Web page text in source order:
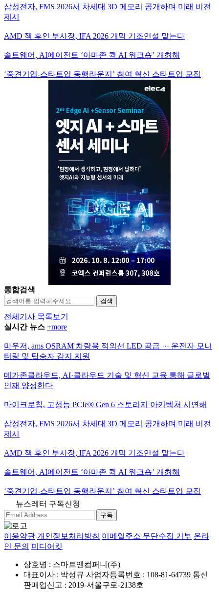
삼성전자, FMS 2026서 차세대 3D 메모리 공개하며 미래 비전
제시
AMD 잭 후인 부사장, IFA 2026 개막 기조연설 맡는다
솔트웨어, AI에이전트 ‘아마존 퀵 AI 워크숍’ 개최해
‘중견기업-스타트업 동행라운지’ 참여 혁신 스타트업 모집
통합검색
검색
전체기사 목록보기
실시간 뉴스 +more
마우저, ams OSRAM 차량용 적외선 LED 공급 ··· 운전자 모니
터링 및 탑승자 감지 지원
메가존클라우드, AI·클라우드 기술 및 혁신 교육 통해 글로벌
인재 양성한다
마이크로칩, 고성능 PCIe® Gen 6 스토리지 아키텍처 시연해
삼성전자, FMS 2026서 차세대 3D 메모리 공개하며 미래 비전
제시
AMD 잭 후인 부사장, IFA 2026 개막 기조연설 맡는다
솔트웨어, AI에이전트 ‘아마존 퀵 AI 워크숍’ 개최해
‘중견기업-스타트업 동행라운지’ 참여 혁신 스타트업 모집
뉴스레터 구독신청
구독
이용약관 개인정보처리방침 이메일주소 무단수집 거부 온라
인 문의 미디어킷
상호명 : 스마트앤컴퍼니(주)
대표이사 : 박성규 사업자등록번호 : 108-81-64739 통신
판매업신고 : 2019-서울구로-2138호